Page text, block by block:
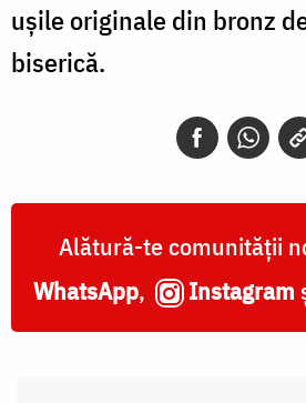
uşile originale din bronz
biserică.
Alătură-te comunității
WhatsApp, Instagram